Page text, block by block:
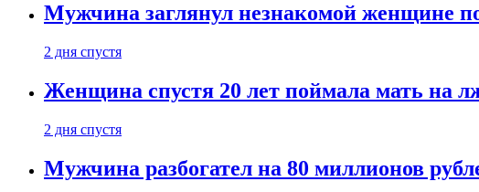
Мужчина заглянул незнакомой женщине
2 дня спустя
Женщина спустя 20 лет поймала мать на
2 дня спустя
Мужчина разбогател на 80 миллионов